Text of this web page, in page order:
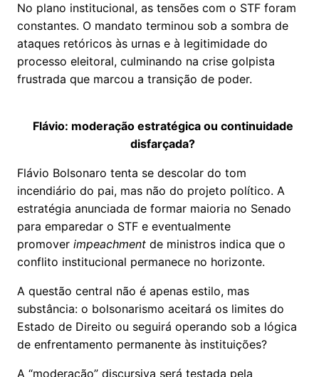
No plano institucional, as tensões com o STF foram
constantes. O mandato terminou sob a sombra de
ataques retóricos às urnas e à legitimidade do
processo eleitoral, culminando na crise golpista
frustrada que marcou a transição de poder.
Flávio: moderação estratégica ou continuidade
disfarçada?
Flávio Bolsonaro tenta se descolar do tom
incendiário do pai, mas não do projeto político. A
estratégia anunciada de formar maioria no Senado
para emparedar o STF e eventualmente
promover impeachment de ministros indica que o
conflito institucional permanece no horizonte.
A questão central não é apenas estilo, mas
substância: o bolsonarismo aceitará os limites do
Estado de Direito ou seguirá operando sob a lógica
de enfrentamento permanente às instituições?
A “moderação” discursiva será testada pela